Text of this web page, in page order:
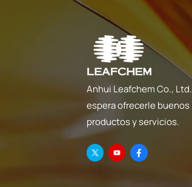
Anhui Leafchem Co., Ltd.
espera ofrecerle buenos
productos y servicios.